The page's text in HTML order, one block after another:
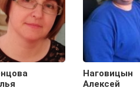
Наговицын
Алексей